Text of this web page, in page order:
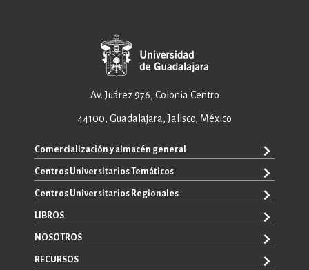
Av. Juárez 976, Colonia Centro
44100, Guadalajara, Jalisco, México
Comercialización y almacén general
+52 33 3640 6326
+52 33 3640 4595
ventas@editorial.udg.mx
WhatsApp: +52 33 1433 6869
Centros Universitarios Temáticos
CUAAD
CUCEA
CUCBA
CUCEI
Centros Universitarios Regionales
CUALTOS
CUCHAPALA
LIBROS
TODOS LOS LIBROS
E-BOOKS
NOSOTROS
SOBRE NOSOTROS
RECURSOS